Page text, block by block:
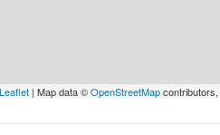
Leaflet | Map data ©OpenStreetMapcontributors,